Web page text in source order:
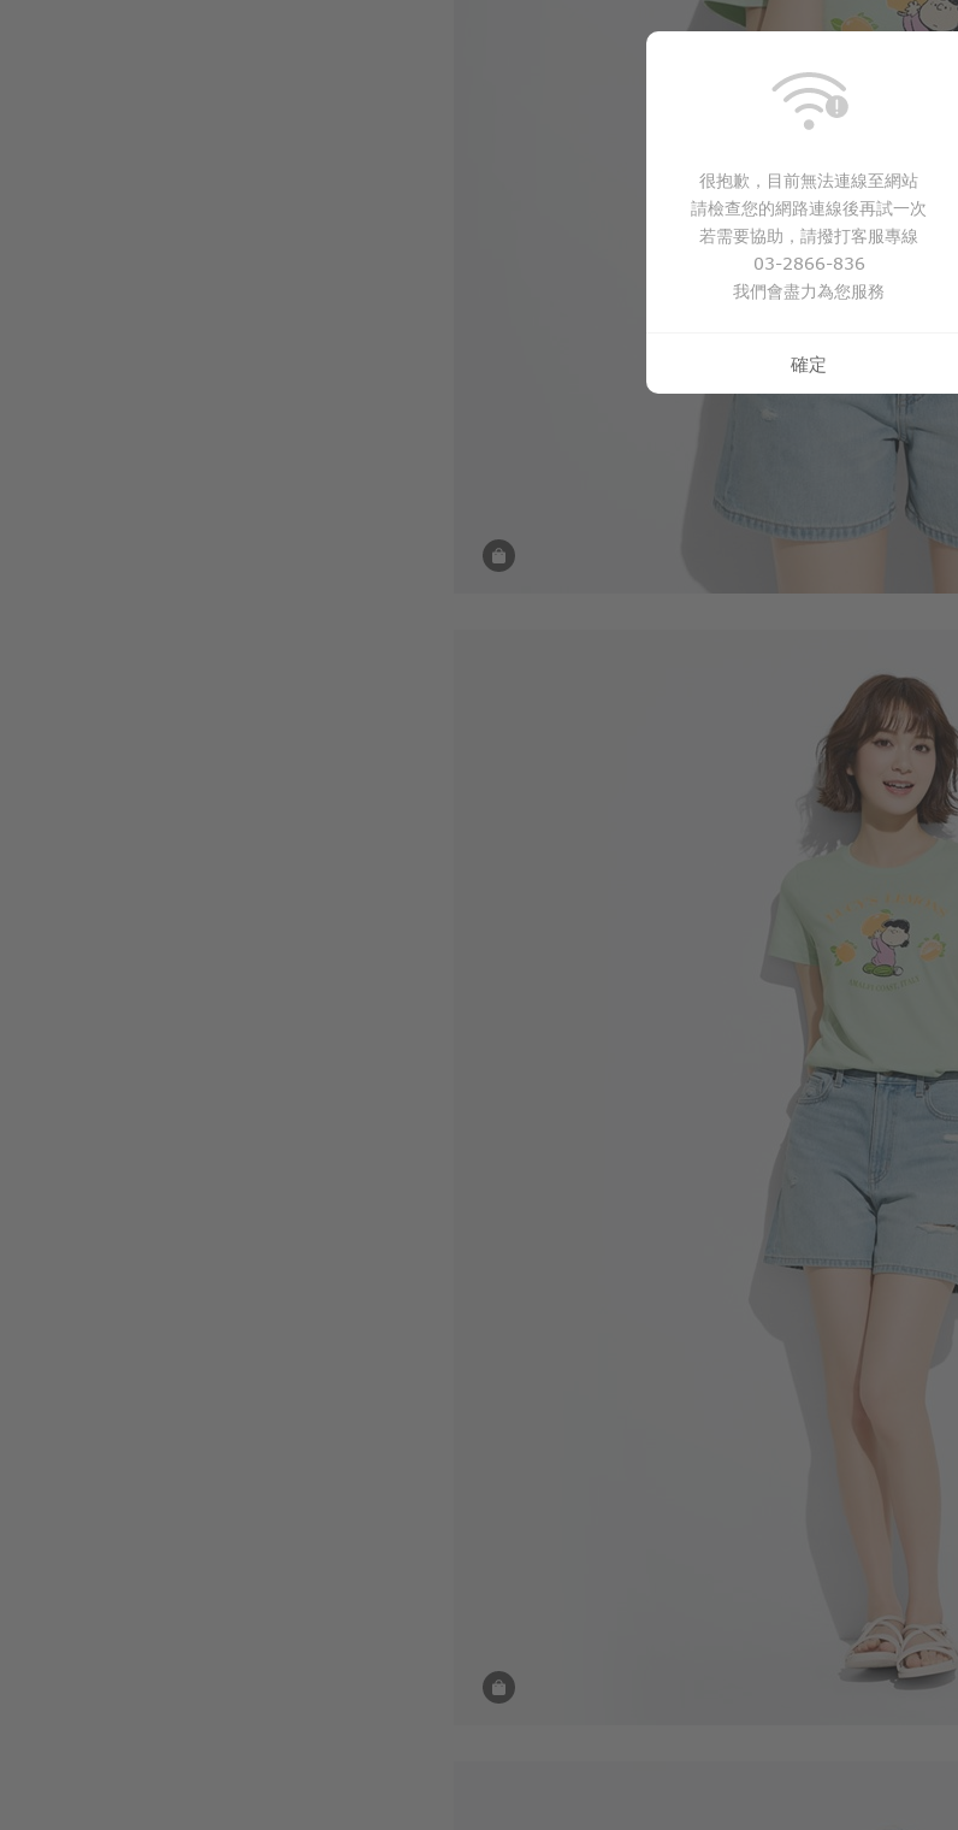
$196
$196 $ 299
商品售完
很抱歉，目前無法連線至網站
請檢查您的網路連線後再試一次
若需要協助，請撥打客服專線
03-2866-836
我們會盡力為您服務
確定